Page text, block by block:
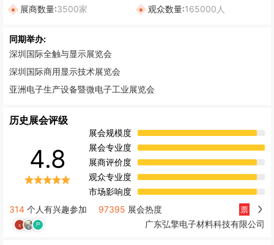
展商数量:3500家 观众数量:165000人
同期举办:
深圳国际全触与显示展览会
深圳国际商用显示技术展览会
亚洲电子生产设备暨微电子工业展览会
历史展会评级
4.8
展会规模度
展会专业度
展商评价度
观众专业度
市场影响度
314 个人有兴趣参加 97395 展会热度 票
广东弘擎电子材料科技有限公司